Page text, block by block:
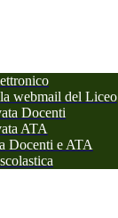
webmail del Liceo
Docenti
ATA
Docenti e ATA